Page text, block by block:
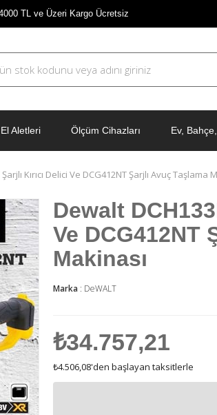
TL ve Üzeri Kargo Ücretsiz
Aletleri Ölçüm Cihazları Ev,
Kırıcı Delici Ve DCG412NT Şarjlı Avuç Taşlama
Dewalt
Ve DCG412NT
Makinası
Marka : DeWALT
₺34.757,21
₺4.506,08'den başlayan taksitlerle